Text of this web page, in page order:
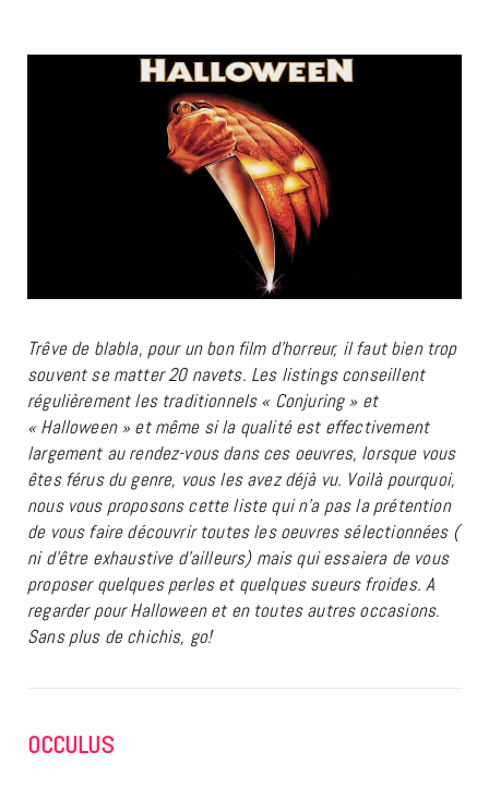
Trêve de blabla, pour un bon film d’horreur, il faut bien trop
souvent se matter 20 navets. Les listings conseillent
régulièrement les traditionnels « Conjuring » et
« Halloween » et même si la qualité est effectivement
largement au rendez-vous dans ces oeuvres, lorsque vous
êtes férus du genre, vous les avez déjà vu. Voilà pourquoi,
nous vous proposons cette liste qui n’a pas la prétention
de vous faire découvrir toutes les oeuvres sélectionnées (
ni d’être exhaustive d’ailleurs) mais qui essaiera de vous
proposer quelques perles et quelques sueurs froides. A
regarder pour Halloween et en toutes autres occasions.
Sans plus de chichis, go!
OCCULUS